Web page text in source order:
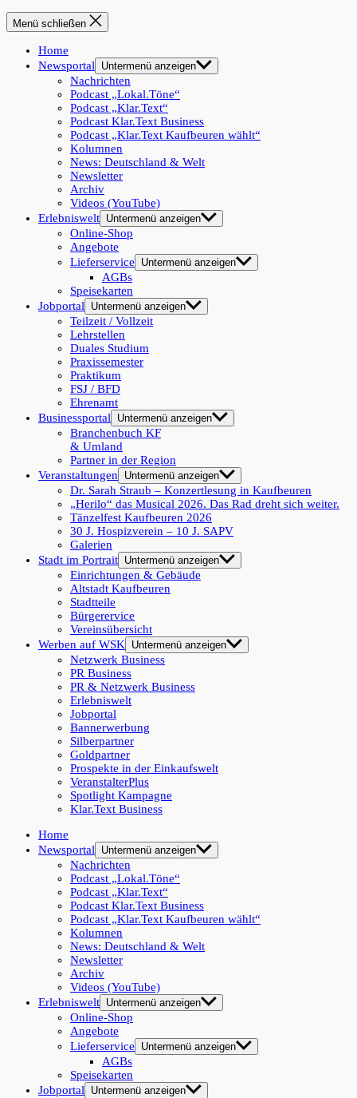
Menü schließen
Home
Newsportal
Untermenü anzeigen
Nachrichten
Podcast „Lokal.Töne“
Podcast „Klar.Text“
Podcast Klar.Text Business
Podcast „Klar.Text Kaufbeuren wählt“
Kolumnen
News: Deutschland & Welt
Newsletter
Archiv
Videos (YouTube)
Erlebniswelt Untermenü anzeigen
Online-Shop
Angebote
Lieferservice
Untermenü anzeigen
AGBs
Speisekarten
Jobportal
Untermenü anzeigen
Teilzeit / Vollzeit
Lehrstellen
Duales Studium
Praxissemester
Praktikum
FSJ / BFD
Ehrenamt
Businessportal
Untermenü anzeigen
Branchenbuch KF
& Umland
Partner in der Region
Veranstaltungen
Untermenü anzeigen
Dr. Sarah Straub – Konzertlesung in Kaufbeuren
„Herilo“ das Musical 2026. Das Rad dreht sich weiter.
Tänzelfest Kaufbeuren 2026
30 J. Hospizverein – 10 J. SAPV
Galerien
Stadt im Portrait Untermenü anzeigen
Einrichtungen & Gebäude
Altstadt Kaufbeuren
Stadtteile
Bürgerervice
Vereinsübersicht
Werben auf WSK
Untermenü anzeigen
Netzwerk Business
PR Business
PR & Netzwerk Business
Erlebniswelt
Jobportal
Bannerwerbung
Silberpartner
Goldpartner
Prospekte in der Einkaufswelt
VeranstalterPlus
Spotlight Kampagne
Klar.Text Business
Home
Newsportal
Untermenü anzeigen
Nachrichten
Podcast „Lokal.Töne“
Podcast „Klar.Text“
Podcast Klar.Text Business
Podcast „Klar.Text Kaufbeuren wählt“
Kolumnen
News: Deutschland & Welt
Newsletter
Archiv
Videos (YouTube)
Erlebniswelt Untermenü anzeigen
Online-Shop
Angebote
Lieferservice
Untermenü anzeigen
AGBs
Speisekarten
Jobportal
Untermenü anzeigen